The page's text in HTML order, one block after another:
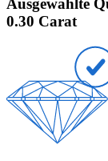
Ausgewählte
0.30 Carat